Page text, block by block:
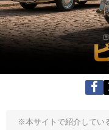
※本サイトで紹介してい